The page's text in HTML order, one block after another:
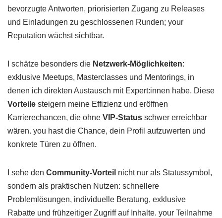
bevorzugte Antworten, priorisierten Zugang zu Releases
und Einladungen zu geschlossenen Runden; your
Reputation wächst sichtbar.
I schätze besonders die Netzwerk-Möglichkeiten:
exklusive Meetups, Masterclasses und Mentorings, in
denen ich direkten Austausch mit Expert:innen habe. Diese
Vorteile steigern meine Effizienz und eröffnen
Karrierechancen, die ohne VIP-Status schwer erreichbar
wären. you hast die Chance, dein Profil aufzuwerten und
konkrete Türen zu öffnen.
I sehe den Community-Vorteil nicht nur als Statussymbol,
sondern als praktischen Nutzen: schnellere
Problemlösungen, individuelle Beratung, exklusive
Rabatte und frühzeitiger Zugriff auf Inhalte. your Teilnahme